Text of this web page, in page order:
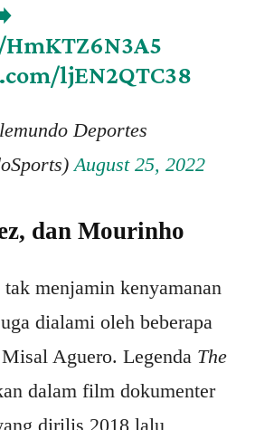
ljEN2QTC38
Deportes
August 25, 2022
dan Mourinho
menjamin kenyamanan
dialami oleh beberapa
Aguero. Legenda The
dalam film dokumenter
dirilis 2018 lalu,